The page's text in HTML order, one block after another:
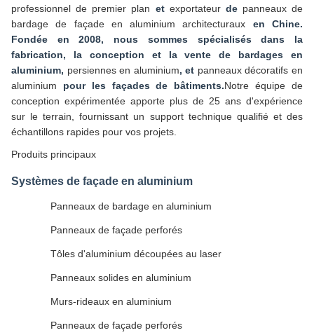
professionnel de premier plan etexportateurdepanneaux de
bardage de façade en aluminium architecturaux en Chine.
Fondée en 2008, nous sommes spécialisés dans la
fabrication, la conception et la vente de bardages en
aluminium, persiennes en aluminium, et panneaux décoratifs en
aluminium pour les façades de bâtiments.Notre équipe de
conception expérimentée apporte plus de 25 ans d'expérience
sur le terrain, fournissant un support technique qualifié et des
échantillons rapides pour vos projets.
Produits principaux
Systèmes de façade en aluminium
Panneaux de bardage en aluminium
Panneaux de façade perforés
Tôles d'aluminium découpées au laser
Panneaux solides en aluminium
Murs-rideaux en aluminium
Panneaux de façade perforés